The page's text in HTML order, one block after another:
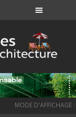
MODE D'AFFICHAGE :